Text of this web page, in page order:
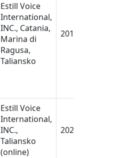
Estill Voice
International,
INC., Catania,
Marina di
Ragusa,
Taliansko
2019
Estill Voice
International,
INC.,
Taliansko
(online)
2021